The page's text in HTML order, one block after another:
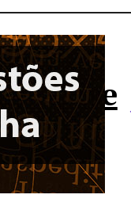
de